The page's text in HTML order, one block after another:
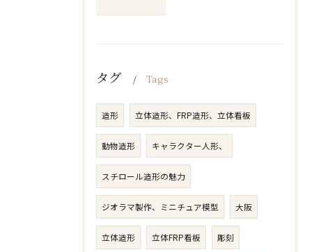
タグ Tags
造形 立体造形、FRP造形、立体看板
動物造形 キャラクター人形、
スチロール造形の魅力
ジオラマ製作、ミニチュア模型 大阪
立体造形 立体FRP看板 彫刻